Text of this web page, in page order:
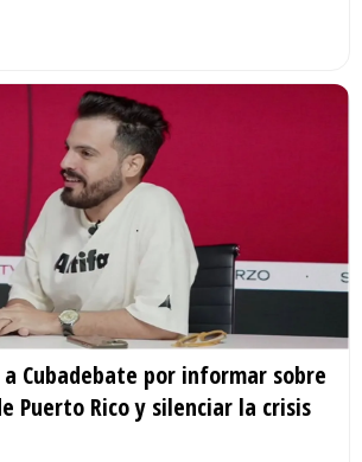
Cubadebate por informar sobre
Puerto Rico y silenciar la crisis